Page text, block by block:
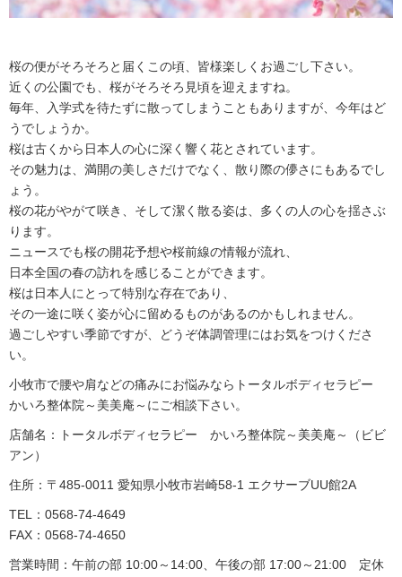
桜の便がそろそろと届くこの頃、皆様楽しくお過ごし下さい。
近くの公園でも、桜がそろそろ見頃を迎えますね。
毎年、入学式を待たずに散ってしまうこともありますが、今年はど
うでしょうか。
桜は古くから日本人の心に深く響く花とされています。
その魅力は、満開の美しさだけでなく、散り際の儚さにもあるでし
ょう。
桜の花がやがて咲き、そして潔く散る姿は、多くの人の心を揺さぶ
ります。
ニュースでも桜の開花予想や桜前線の情報が流れ、
日本全国の春の訪れを感じることができます。
桜は日本人にとって特別な存在であり、
その一途に咲く姿が心に留めるものがあるのかもしれません。
過ごしやすい季節ですが、どうぞ体調管理にはお気をつけくださ
い。
小牧市で腰や肩などの痛みにお悩みならトータルボディセラピー
かいろ整体院～美美庵～にご相談下さい。
店舗名：トータルボディセラピー かいろ整体院～美美庵～（ビビ
アン）
住所：〒485-0011 愛知県小牧市岩崎58-1 エクサーブUU館2A
TEL：0568-74-4649
FAX：0568-74-4650
営業時間：午前の部 10:00～14:00、午後の部 17:00～21:00 定休